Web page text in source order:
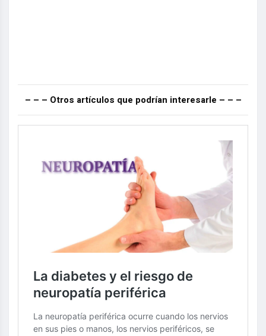
– – – Otros artículos que podrían interesarle – – –